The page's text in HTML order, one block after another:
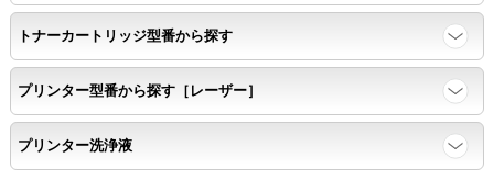
トナーカートリッジ型番から探す
プリンター型番から探す［レーザー］
プリンター洗浄液